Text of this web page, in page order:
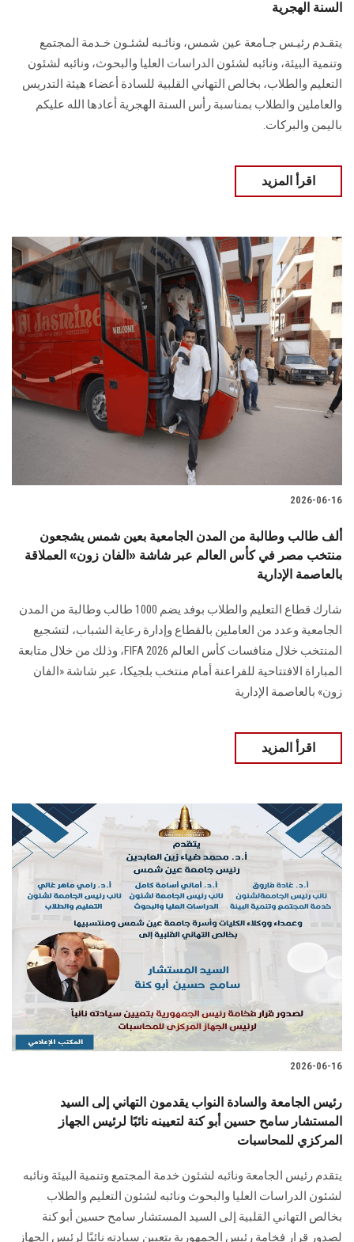
الزائـرون
سجل الان
السنة الهجرية
يتقـدم رئيـس جـامعة عين شمس، ونائـبه لشئـون خـدمة المجتمع
وتنمية البيئة، ونائبه لشئون الدراسات العليا والبحوث، ونائبه لشئون
التعليم والطلاب، بخالص التهاني القلبية للسادة أعضاء هيئة التدريس
والعاملين والطلاب بمناسبة رأس السنة الهجرية أعادها الله عليكم
باليمن والبركات.
اقرأ المزيد
2026-06-16
ألف طالب وطالبة من المدن الجامعية بعين شمس يشجعون
منتخب مصر في كأس العالم عبر شاشة «الفان زون» العملاقة
بالعاصمة الإدارية
شارك قطاع التعليم والطلاب بوفد يضم 1000 طالب وطالبة من المدن
الجامعية وعدد من العاملين بالقطاع وإدارة رعاية الشباب، لتشجيع
المنتخب خلال منافسات كأس العالم FIFA 2026، وذلك من خلال متابعة
المباراة الافتتاحية للفراعنة أمام منتخب بلجيكا، عبر شاشة «الفان
زون» بالعاصمة الإدارية
اقرأ المزيد
2026-06-16
رئيس الجامعة والسادة النواب يقدمون التهاني إلى السيد
المستشار سامح حسين أبو كنة لتعيينه نائبًا لرئيس الجهاز
المركزي للمحاسبات
يتقدم رئيس الجامعة ونائبه لشئون خدمة المجتمع وتنمية البيئة ونائبه
لشئون الدراسات العليا والبحوث ونائبه لشئون التعليم والطلاب
بخالص التهاني القلبية إلى السيد المستشار سامح حسين أبو كنة
لصدور قرار فخامة رئيس الجمهورية بتعيين سيادته نائبًا لرئيس الجهاز